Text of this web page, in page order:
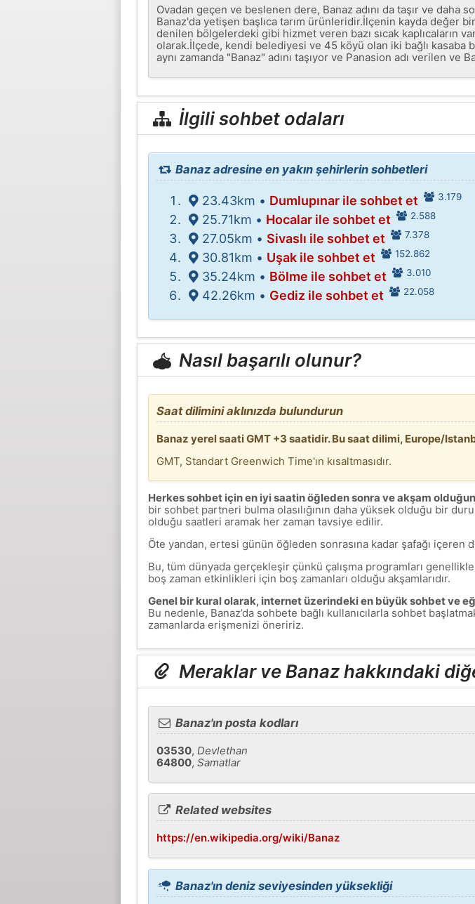
Ovadan geçen ve beslenen dere, Banaz adını da taşır ve daha
Banaz'da yetişen başlıca tarım ürünleridir.İlçenin kayda değer
denilen bölgelerdeki gibi hizmet veren bazı sıcak kaplıcaların
olarak.İlçede, kendi belediyesi ve 45 köyü olan iki bağlı kasaba
aynı zamanda "Banaz" adını taşıyor ve Panasion adı verilen
İlgili sohbet odaları
Banaz adresine en yakın şehirlerin sohbetleri
23.43km • Dumlupınar ile sohbet et 3.179
25.71km • Hocalar ile sohbet et 2.588
27.05km • Sivaslı ile sohbet et 7.378
30.81km • Uşak ile sohbet et 152.862
35.24km • Bölme ile sohbet et 3.010
42.26km • Gediz ile sohbet et 22.058
Nasıl başarılı olunur?
Saat dilimini aklınızda bulundurun
Banaz yerel saati GMT +3 saatidir. Bu saat dilimi, Europe/
GMT, Standart Greenwich Time'ın kısaltmasıdır.
Herkes sohbet için en iyi saatin öğleden sonra ve akşam
bir sohbet partneri bulma olasılığının daha yüksek olduğu bir
olduğu saatleri aramak her zaman tavsiye edilir.
Öte yandan, ertesi günün öğleden sonrasına kadar şafağı içeren
Bu, tüm dünyada gerçekleşir çünkü çalışma programları
boş zaman etkinlikleri için boş zamanları olduğu akşamlarıdır.
Genel bir kural olarak, internet üzerindeki en büyük sohbet ve
Bu nedenle, Banaz’da sohbete bağlı kullanıcılarla sohbet
zamanlarda erişmenizi öneririz.
Meraklar ve Banaz hakkındaki
Banaz'ın posta kodları
03530, Devlethan
64800, Samatlar
Related websites
https://en.wikipedia.org/wiki/Banaz
Banaz'ın deniz seviyesinden yüksekliği